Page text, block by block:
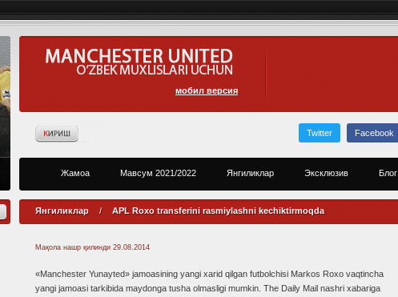
мобил версия
Twitter Facebook
Жамоа Мавсум 2021/2022 Янгиликлар Эксклюзив Блог
Янгиликлар / APL Roxo transferini rasmiylashni kechiktirmoqda
Мақола нашр қилинди 29.08.2014
«Manchester Yunayted» jamoasining yangi xarid qilgan futbolchisi Markos Roxo vaqtincha
yangi jamoasi tarkibida maydonga tusha olmasligi mumkin. The Daily Mail nashri xabariga